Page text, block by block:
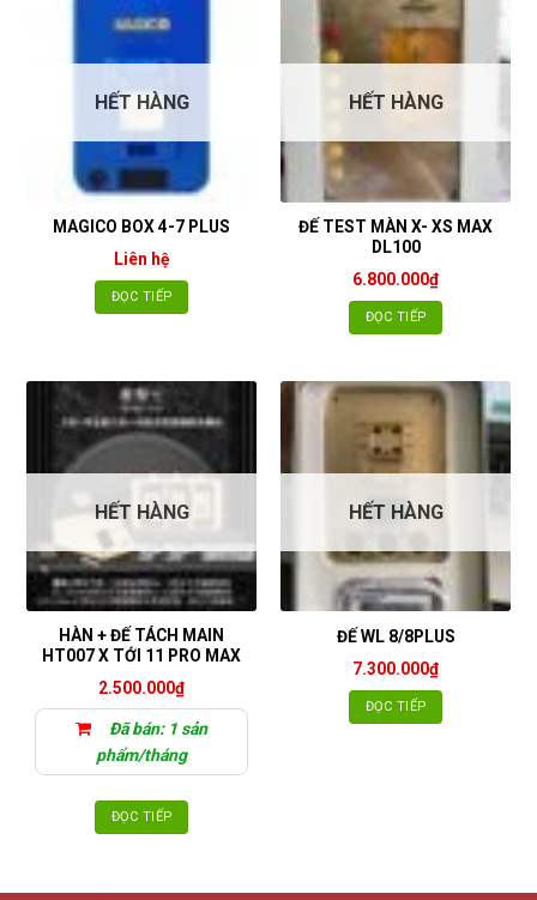
HẾT HÀNG
MAGICO BOX 4-7 PLUS
Liên hệ
ĐỌC TIẾP
HẾT HÀNG
ĐẾ TEST MÀN X- XS MAX
DL100
6.800.000₫
ĐỌC TIẾP
HẾT HÀNG
HÀN + ĐẾ TÁCH MAIN
HT007 X TỚI 11 PRO MAX
2.500.000₫
Đã bán: 1 sản
phẩm/tháng
ĐỌC TIẾP
HẾT HÀNG
ĐẾ WL 8/8PLUS
7.300.000₫
ĐỌC TIẾP